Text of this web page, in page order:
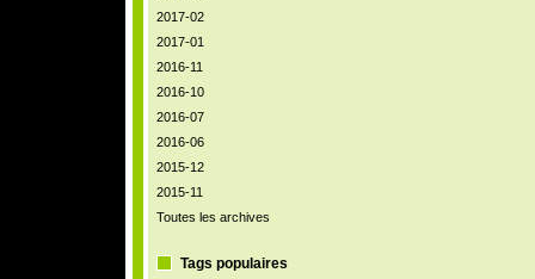
2017-02
2017-01
2016-11
2016-10
2016-07
2016-06
2015-12
2015-11
Toutes les archives
Tags populaires